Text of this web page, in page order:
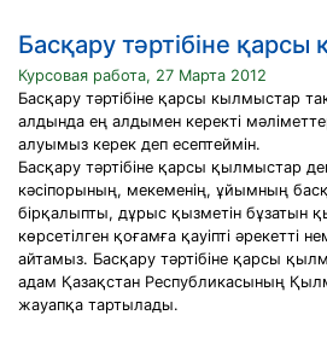
Басқару тәртібіне
Курсовая работа, 27 Марта 2012
Басқару тәртібіне қарсы кылмыстар
алдында ең алдымен керекті
алуымыз керек деп есептеймін.
Басқару тәртібіне қарсы қылмыстар
кәсіпорының, мекеменің, ұйымның
бірқалыпты, дұрыс қызметін бұзатын
көрсетілген қоғамға қауіпті әрекетті
айтамыз. Басқару тәртібіне қарсы
адам Қазақстан Республикасының
жауапқа тартылады.